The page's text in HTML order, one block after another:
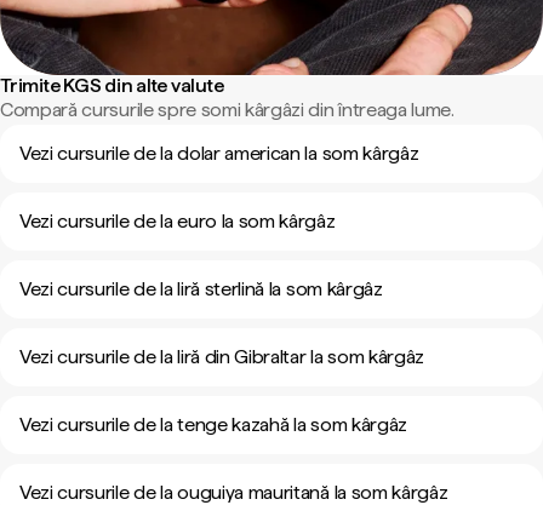
Trimite KGS din alte valute
Compară cursurile spre somi kârgâzi din întreaga lume.
Vezi cursurile de la dolar american la som kârgâz
Vezi cursurile de la euro la som kârgâz
Vezi cursurile de la liră sterlină la som kârgâz
Vezi cursurile de la liră din Gibraltar la som kârgâz
Vezi cursurile de la tenge kazahă la som kârgâz
Vezi cursurile de la ouguiya mauritană la som kârgâz